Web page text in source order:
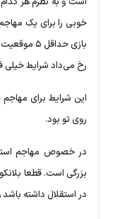
خوبی را برای یک
بازی
رخ می‌داد شرایط خیلی
این شرایط برای
روی تو بود.
در خصوص مهاجم
بزرگی است. قطعا
در استقلال داشته